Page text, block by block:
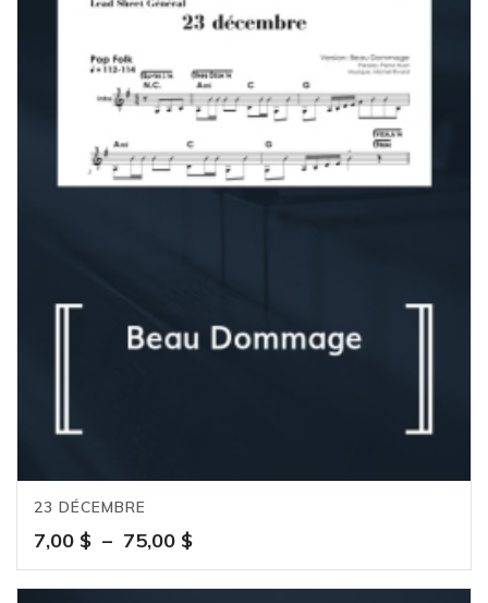
23 DÉCEMBRE
7,00 $ – 75,00 $Plage
de
prix :